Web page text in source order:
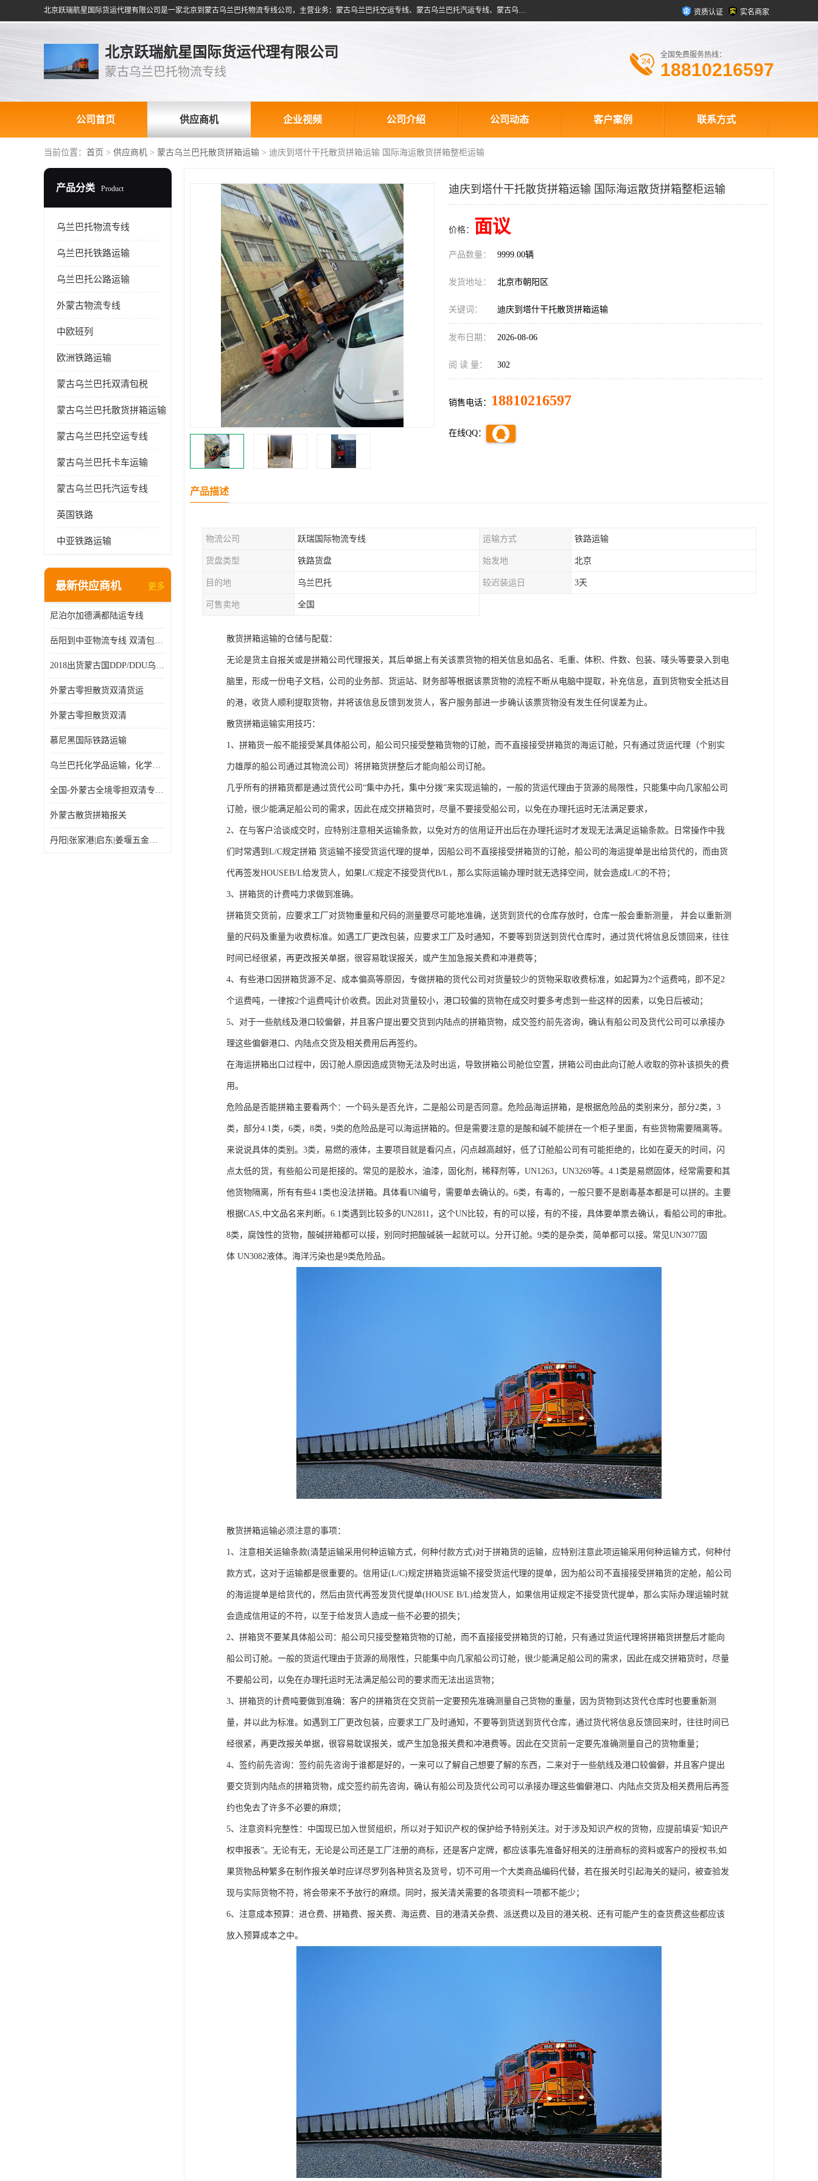
北京跃瑞航星国际货运代理有限公司是一家北京到蒙古乌兰巴托物流专线公司，主营业务：蒙古乌兰巴托空运专线、蒙古乌兰巴托汽运专线、蒙古乌兰巴托散货拼箱、蒙古乌兰巴托双清包税、蒙古乌兰巴托铁路运输等运输服务。以北京为中心服务于全国各地，运输能力及代理网络覆盖蒙古、俄罗斯、中亚五国各主要城市及站点。 资质认证 实名商家
北京跃瑞航星国际货运代理有限公司
蒙古乌兰巴托物流专线
全国免费服务热线：
18810216597
公司首页 供应商机 企业视频 公司介绍 公司动态 客户案例 联系方式
当前位置： 首页 > 供应商机 > 蒙古乌兰巴托散货拼箱运输 > 迪庆到塔什干托散货拼箱运输 国际海运散货拼箱整柜运输
产品分类 Product
乌兰巴托物流专线
乌兰巴托铁路运输
乌兰巴托公路运输
外蒙古物流专线
中欧班列
欧洲铁路运输
蒙古乌兰巴托双清包税
蒙古乌兰巴托散货拼箱运输
蒙古乌兰巴托空运专线
蒙古乌兰巴托卡车运输
蒙古乌兰巴托汽运专线
英国铁路
中亚铁路运输
最新供应商机 更多
尼泊尔加德满都陆运专线
岳阳到中亚物流专线 双清包税 一站服务
2018出货蒙古国DDP/DDU乌兰巴托双清国际物流专线
外蒙古零担散货双清货运
外蒙古零担散货双清
慕尼黑国际铁路运输
乌兰巴托化学品运输，化学品怎么运到乌兰巴托
全国-外蒙古全境零担双清专线/外蒙古DDP双清
外蒙古散货拼箱报关
丹阳|张家港|启东|姜堰五金机电工具出口乌兰巴托怎么运输较划算
迪庆到塔什干托散货拼箱运输 国际海运散货拼箱整柜运输
价格： 面议
产品数量： 9999.00辆
发货地址： 北京市朝阳区
关键词： 迪庆到塔什干托散货拼箱运输
发布日期： 2026-08-06
阅 读 量： 302
销售电话： 18810216597
在线QQ：
产品描述
物流公司 跃瑞国际物流专线 运输方式 铁路运输
货盘类型 铁路货盘 始发地 北京
目的地 乌兰巴托 较迟装运日 3天
可售卖地 全国
散货拼箱运输的仓储与配载：
无论是货主自报关或是拼箱公司代理报关，其后单据上有关该票货物的相关信息如品名、毛重、体积、件数、包装、唛头等要录入到电
脑里，形成一份电子文档，公司的业务部、货运站、财务部等根据该票货物的流程不断从电脑中提取，补充信息，直到货物安全抵达目
的港，收货人顺利提取货物，并将该信息反馈到发货人，客户服务部进一步确认该票货物没有发生任何误差为止。
散货拼箱运输实用技巧：
1、拼箱货一般不能接受某具体船公司，船公司只接受整箱货物的订舱，而不直接接受拼箱货的海运订舱，只有通过货运代理（个别实
力雄厚的船公司通过其物流公司）将拼箱货拼整后才能向船公司订舱。
几乎所有的拼箱货都是通过货代公司“集中办托，集中分拨”来实现运输的，一般的货运代理由于货源的局限性，只能集中向几家船公司
订舱，很少能满足船公司的需求，因此在成交拼箱货时，尽量不要接受船公司，以免在办理托运时无法满足要求，
2、在与客户洽谈成交时，应特别注意相关运输条款，以免对方的信用证开出后在办理托运时才发现无法满足运输条款。日常操作中我
们时常遇到L/C规定拼箱 货运输不接受货运代理的提单，因船公司不直接接受拼箱货的订舱，船公司的海运提单是出给货代的，而由货
代再签发HOUSEB/L给发货人，如果L/C规定不接受货代B/L，那么实际运输办理时就无选择空间，就会造成L/C的不符；
3、拼箱货的计费吨力求做到准确。
拼箱货交货前，应要求工厂对货物重量和尺码的测量要尽可能地准确，送货到货代的仓库存放时，仓库一般会重新测量， 并会以重新测
量的尺码及重量为收费标准。如遇工厂更改包装，应要求工厂及时通知，不要等到货送到货代仓库时，通过货代将信息反馈回来，往往
时间已经很紧，再更改报关单据，很容易耽误报关，或产生加急报关费和冲港费等；
4、有些港口因拼箱货源不足、成本偏高等原因，专做拼箱的货代公司对货量较少的货物采取收费标准，如起算为2个运费吨，即不足2
个运费吨，一律按2个运费吨计价收费。因此对货量较小，港口较偏的货物在成交时要多考虑到一些这样的因素，以免日后被动；
5、对于一些航线及港口较偏僻，并且客户提出要交货到内陆点的拼箱货物，成交签约前先咨询，确认有船公司及货代公司可以承接办
理这些偏僻港口、内陆点交货及相关费用后再签约。
在海运拼箱出口过程中，因订舱人原因造成货物无法及时出运，导致拼箱公司舱位空置，拼箱公司由此向订舱人收取的弥补该损失的费
用。
危险品是否能拼箱主要看两个：一个码头是否允许，二是船公司是否同意。危险品海运拼箱，是根据危险品的类别来分，部分2类，3
类，部分4.1类，6类，8类，9类的危险品是可以海运拼箱的。但是需要注意的是酸和碱不能拼在一个柜子里面，有些货物需要隔离等。
来说说具体的类别。3类，易燃的液体，主要项目就是看闪点，闪点越高越好，低了订舱船公司有可能拒绝的，比如在夏天的时间，闪
点太低的货，有些船公司是拒接的。常见的是胶水，油漆，固化剂，稀释剂等，UN1263，UN3269等。4.1类是易燃固体，经常需要和其
他货物隔离，所有有些4.1类也没法拼箱。具体看UN编号，需要单去确认的。6类，有毒的，一般只要不是剧毒基本都是可以拼的。主要
根据CAS,中文品名来判断。6.1类遇到比较多的UN2811，这个UN比较，有的可以接，有的不接，具体要单票去确认，看船公司的审批。
8类，腐蚀性的货物，酸碱拼箱都可以接，别同时把酸碱装一起就可以。分开订舱。9类的是杂类，简单都可以接。常见UN3077固
体 UN3082液体。海洋污染也是9类危险品。
散货拼箱运输必须注意的事项：
1、注意相关运输条款(清楚运输采用何种运输方式，何种付款方式)对于拼箱货的运输，应特别注意此项运输采用何种运输方式，何种付
款方式，这对于运输都是很重要的。信用证(L/C)规定拼箱货运输不接受货运代理的提单，因为船公司不直接接受拼箱货的定舱，船公司
的海运提单是给货代的，然后由货代再签发货代提单(HOUSE B/L)给发货人，如果信用证规定不接受货代提单，那么实际办理运输时就
会造成信用证的不符，以至于给发货人造成一些不必要的损失；
2、拼箱货不要某具体船公司：船公司只接受整箱货物的订舱，而不直接接受拼箱货的订舱，只有通过货运代理将拼箱货拼整后才能向
船公司订舱。一般的货运代理由于货源的局限性，只能集中向几家船公司订舱，很少能满足船公司的需求，因此在成交拼箱货时，尽量
不要船公司，以免在办理托运时无法满足船公司的要求而无法出运货物；
3、拼箱货的计费吨要做到准确：客户的拼箱货在交货前一定要预先准确测量自己货物的重量，因为货物到达货代仓库时也要重新测
量，并以此为标准。如遇到工厂更改包装，应要求工厂及时通知，不要等到货送到货代仓库，通过货代将信息反馈回来时，往往时间已
经很紧，再更改报关单据，很容易耽误报关，或产生加急报关费和冲港费等。因此在交货前一定要先准确测量自己的货物重量；
4、签约前先咨询：签约前先咨询于谁都是好的，一来可以了解自己想要了解的东西，二来对于一些航线及港口较偏僻，并且客户提出
要交货到内陆点的拼箱货物，成交签约前先咨询，确认有船公司及货代公司可以承接办理这些偏僻港口、内陆点交货及相关费用后再签
约也免去了许多不必要的麻烦；
5、注意资料完整性：中国现已加入世贸组织，所以对于知识产权的保护给予特别关注。对于涉及知识产权的货物，应提前填妥“知识产
权申报表”。无论有无，无论是公司还是工厂注册的商标，还是客户定牌，都应该事先准备好相关的注册商标的资料或客户的授权书;如
果货物品种繁多在制作报关单时应详尽罗列各种货名及货号，切不可用一个大类商品编码代替，若在报关时引起海关的疑问，被查验发
现与实际货物不符，将会带来不予放行的麻烦。同时，报关清关需要的各项资料一项都不能少；
6、注意成本预算：进仓费、拼箱费、报关费、海运费、目的港清关杂费、派送费以及目的港关税、还有可能产生的查货费这些都应该
放入预算成本之中。